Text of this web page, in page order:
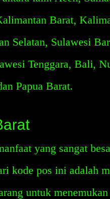
Barat,
Selatan, Sulawesi
Tenggara, Bali,
Papua Barat.
yang sangat
kode pos ini adalah
untuk